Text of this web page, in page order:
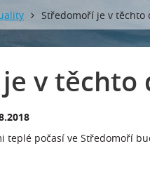
Středomoří je v těchto
v těchto
teplé počasí ve Středomoří